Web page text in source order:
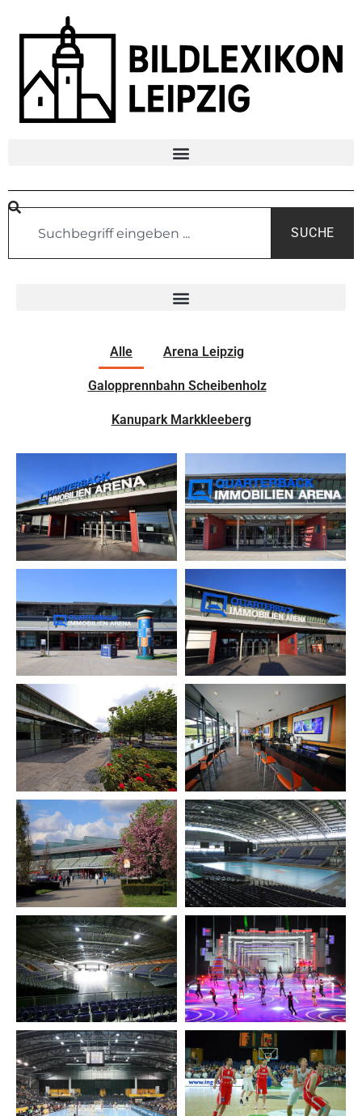
SUCHE
Alle Arena Leipzig
Galopprennbahn Scheibenholz
Kanupark Markkleeberg